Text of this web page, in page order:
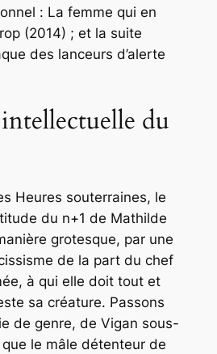
: La femme qui en
(2014) ; et la suite
des lanceurs d’alerte
intellectuelle du
Heures souterraines, le
du n+1 de Mathilde
grotesque, par une
de la part du chef
à qui elle doit tout et
sa créature. Passons
de genre, de Vigan sous-
le mâle détenteur de